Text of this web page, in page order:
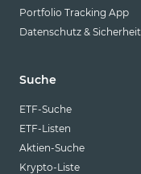
Ossiam
Robeco
Schroders
Portfolio Tracking App
Datenschutz & Sicherheit
Suche
ETF-Suche
ETF-Listen
Aktien-Suche
Krypto-Liste